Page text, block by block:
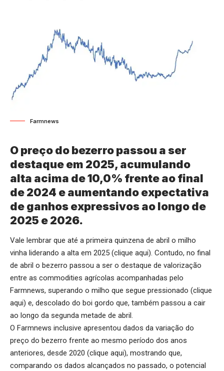
Farmnews
O preço do bezerro passou a ser
destaque em 2025, acumulando
alta acima de 10,0% frente ao final
de 2024 e aumentando expectativa
de ganhos expressivos ao longo de
2025 e 2026.
Vale lembrar que até a primeira quinzena de abril o milho
vinha liderando a alta em 2025 (clique aqui). Contudo, no final
de abril o bezerro passou a ser o destaque de valorização
entre as commodities agrícolas acompanhadas pelo
Farmnews, superando o milho que segue pressionado (clique
aqui) e, descolado do boi gordo que, também passou a cair
ao longo da segunda metade de abril.
O Farmnews inclusive apresentou dados da variação do
preço do bezerro frente ao mesmo período dos anos
anteriores, desde 2020 (clique aqui), mostrando que,
comparando os dados alcançados no passado, o potencial